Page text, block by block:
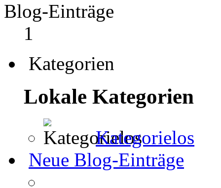
Blog-Einträge
1
Kategorien
Lokale Kategorien
Kategorielos
Neue Blog-Einträge